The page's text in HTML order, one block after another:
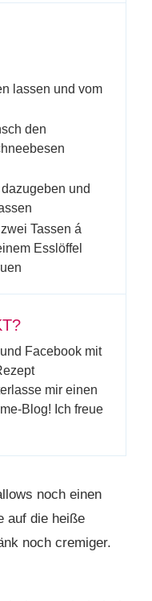
lassen und vom
den
und
Tassen á
Esslöffel
Facebook mit
mir einen
Blog! Ich freue
noch einen
auf die heiße
noch cremiger.